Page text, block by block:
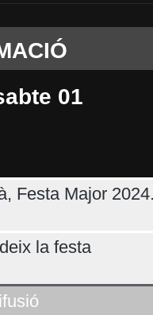
01
04
Festa Major
la festa